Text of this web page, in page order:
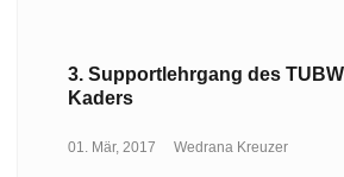
3. Supportlehrgang des
Kaders
01. Mär, 2017 Wedrana Kreuzer